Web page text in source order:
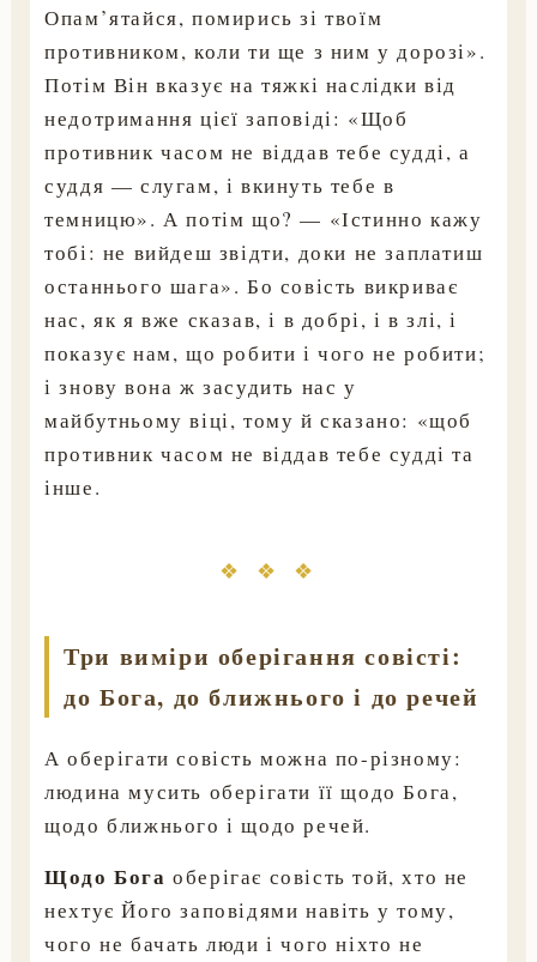
Опам’ятайся, помирись зі твоїм
противником, коли ти ще з ним у дорозі».
Потім Він вказує на тяжкі наслідки від
недотримання цієї заповіді: «Щоб
противник часом не віддав тебе судді, а
суддя — слугам, і вкинуть тебе в
темницю». А потім що? — «Істинно кажу
тобі: не вийдеш звідти, доки не заплатиш
останнього шага». Бо совість викриває
нас, як я вже сказав, і в добрі, і в злі, і
показує нам, що робити і чого не робити;
і знову вона ж засудить нас у
майбутньому віці, тому й сказано: «щоб
противник часом не віддав тебе судді та
інше.
❖ ❖ ❖
Три виміри оберігання совісті:
до Бога, до ближнього і до речей
А оберігати совість можна по-різному:
людина мусить оберігати її щодо Бога,
щодо ближнього і щодо речей.
Щодо Бога оберігає совість той, хто не
нехтує Його заповідями навіть у тому,
чого не бачать люди і чого ніхто не